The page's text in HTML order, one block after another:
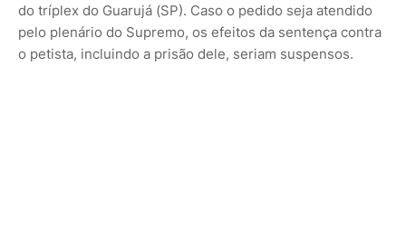
do tríplex do Guarujá (SP). Caso o pedido seja atendido
pelo plenário do Supremo, os efeitos da sentença contra
o petista, incluindo a prisão dele, seriam suspensos.